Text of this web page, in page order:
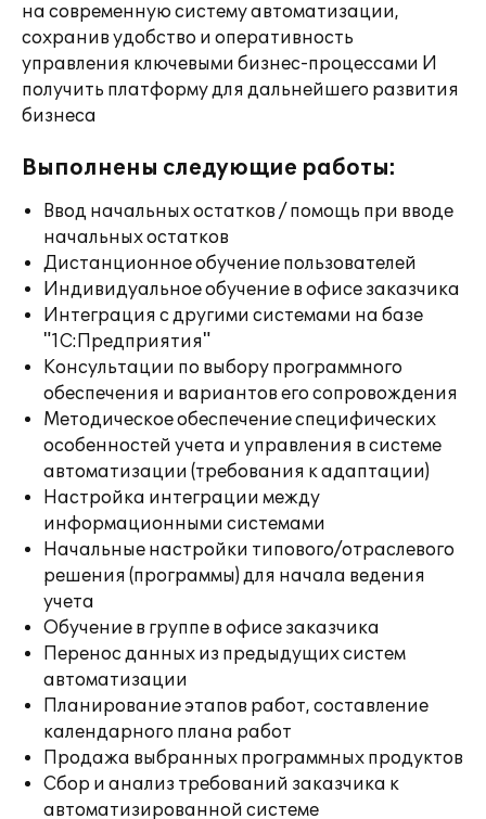
на современную систему автоматизации,
сохранив удобство и оперативность
управления ключевыми бизнес-процессами И
получить платформу для дальнейшего развития
бизнеса
Выполнены следующие работы:
Ввод начальных остатков / помощь при вводе
начальных остатков
Дистанционное обучение пользователей
Индивидуальное обучение в офисе заказчика
Интеграция с другими системами на базе
"1С:Предприятия"
Консультации по выбору программного
обеспечения и вариантов его сопровождения
Методическое обеспечение специфических
особенностей учета и управления в системе
автоматизации (требования к адаптации)
Настройка интеграции между
информационными системами
Начальные настройки типового/отраслевого
решения (программы) для начала ведения
учета
Обучение в группе в офисе заказчика
Перенос данных из предыдущих систем
автоматизации
Планирование этапов работ, составление
календарного плана работ
Продажа выбранных программных продуктов
Сбор и анализ требований заказчика к
автоматизированной системе